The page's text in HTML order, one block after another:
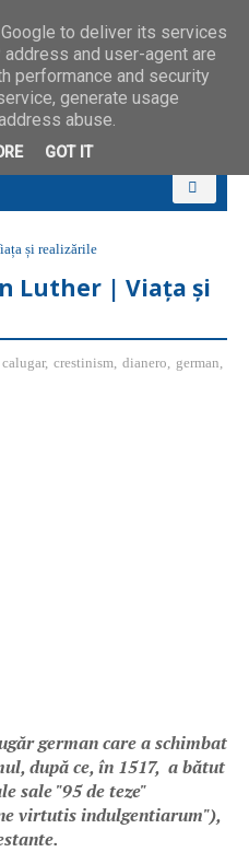
și realizările
Luther | Viața și
calugar, crestinism, dianero, german,
german care a schimbat
după ce, în 1517, a bătut
sale "95 de teze"
virtutis indulgentiarum"),
to deliver its services
and user-agent are
performance and security
generate usage
abuse.
GOT IT